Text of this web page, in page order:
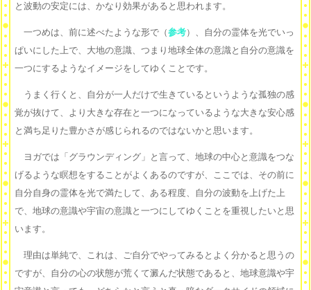
と波動の安定には、かなり効果があると思われます。
一つめは、前に述べたような形で（参考）、自分の霊体を光でいっ
ぱいにした上で、大地の意識、つまり地球全体の意識と自分の意識を
一つにするようなイメージをしてゆくことです。
うまく行くと、自分が一人だけで生きているというような孤独の感
覚が抜けて、より大きな存在と一つになっているような大きな安心感
と満ち足りた豊かさが感じられるのではないかと思います。
ヨガでは「グラウンディング」と言って、地球の中心と意識をつな
げるような瞑想をすることがよくあるのですが、ここでは、その前に
自分自身の霊体を光で満たして、ある程度、自分の波動を上げた上
で、地球の意識や宇宙の意識と一つにしてゆくことを重視したいと思
います。
理由は単純で、これは、ご自分でやってみるとよく分かると思うの
ですが、自分の心の状態が荒くて澱んだ状態であると、地球意識や宇